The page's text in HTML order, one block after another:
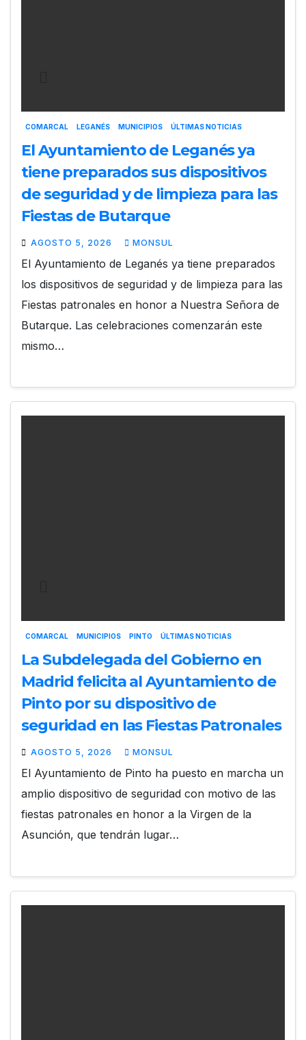
COMARCAL LEGANÉS MUNICIPIOS ÚLTIMAS NOTICIAS
El Ayuntamiento de Leganés ya
tiene preparados sus dispositivos
de seguridad y de limpieza para las
Fiestas de Butarque
AGOSTO 5, 2026 MONSUL
El Ayuntamiento de Leganés ya tiene preparados
los dispositivos de seguridad y de limpieza para las
Fiestas patronales en honor a Nuestra Señora de
Butarque. Las celebraciones comenzarán este
mismo…
COMARCAL MUNICIPIOS PINTO ÚLTIMAS NOTICIAS
La Subdelegada del Gobierno en
Madrid felicita al Ayuntamiento de
Pinto por su dispositivo de
seguridad en las Fiestas Patronales
AGOSTO 5, 2026 MONSUL
El Ayuntamiento de Pinto ha puesto en marcha un
amplio dispositivo de seguridad con motivo de las
fiestas patronales en honor a la Virgen de la
Asunción, que tendrán lugar…